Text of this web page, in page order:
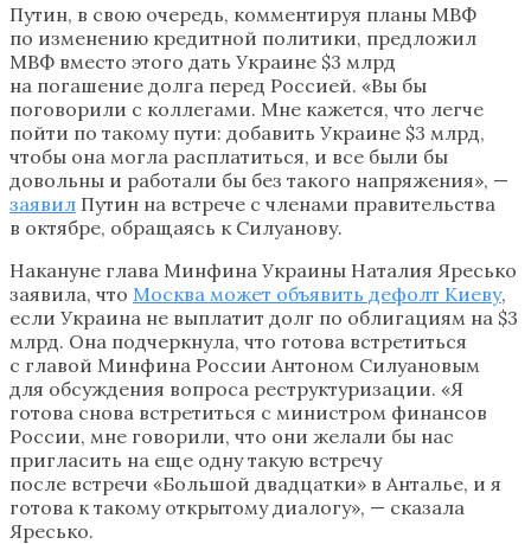
Путин, в свою очередь, комментируя планы МВФ
по изменению кредитной политики, предложил
МВФ вместо этого дать Украине $3 млрд
на погашение долга перед Россией. «Вы бы
поговорили с коллегами. Мне кажется, что легче
пойти по такому пути: добавить Украине $3 млрд,
чтобы она могла расплатиться, и все были бы
довольны и работали бы без такого напряжения», —
заявил Путин на встрече с членами правительства
в октябре, обращаясь к Силуанову.
Накануне глава Минфина Украины Наталия Яресько
заявила, что Москва может объявить дефолт Киеву,
если Украина не выплатит долг по облигациям на $3
млрд. Она подчеркнула, что готова встретиться
с главой Минфина России Антоном Силуановым
для обсуждения вопроса реструктуризации. «Я
готова снова встретиться с министром финансов
России, мне говорили, что они желали бы нас
пригласить на еще одну такую встречу
после встречи «Большой двадцатки» в Анталье, и я
готова к такому открытому диалогу», — сказала
Яресько.